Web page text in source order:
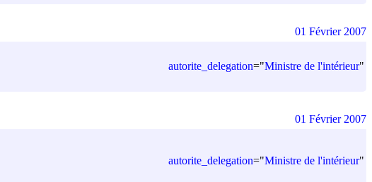
autorite_delegation="Ministre de l'intérieur"
01 Février 2007
autorite_delegation="Ministre de l'intérieur"
01 Février 2007